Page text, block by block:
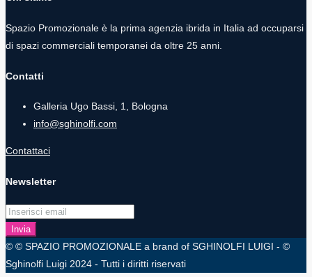
Spazio Promozionale è la prima agenzia ibrida in Italia ad occuparsi
di spazi commerciali temporanei da oltre 25 anni.
Contatti
Galleria Ugo Bassi, 1, Bologna
info@sghinolfi.com
Contattaci
Newsletter
Invia
© © SPAZIO PROMOZIONALE a brand of SGHINOLFI LUIGI - ©
Sghinolfi Luigi 2024 - Tutti i diritti riservati